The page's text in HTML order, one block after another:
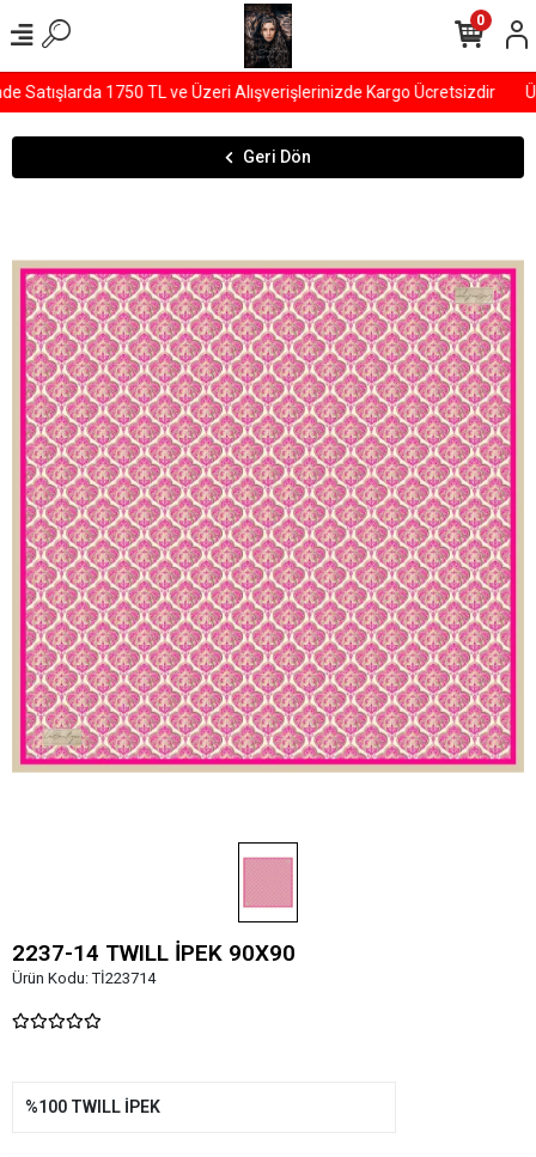
Satışlarda 1750 TL ve Üzeri Alışverişlerinizde Kargo Ücretsizdir
0
Geri Dön
2237-14 TWILL İPEK 90X90
Ürün Kodu:Tİ223714
%100 TWILL İPEK